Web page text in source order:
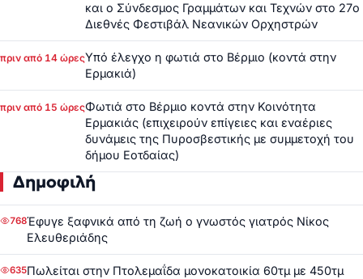
και ο Σύνδεσμος Γραμμάτων και Τεχνών στο 27ο
Διεθνές Φεστιβάλ Νεανικών Ορχηστρών
πριν από 14 ώρεςΥπό έλεγχο η φωτιά στο Βέρμιο (κοντά στην
Ερμακιά)
πριν από 15 ώρεςΦωτιά στο Βέρμιο κοντά στην Κοινότητα
Ερμακιάς (επιχειρούν επίγειες και εναέριες
δυνάμεις της Πυροσβεστικής με συμμετοχή του
δήμου Εοτδαίας)
Δημοφιλή
768Έφυγε ξαφνικά από τη ζωή ο γνωστός γιατρός Νίκος
Ελευθεριάδης
635Πωλείται στην Πτολεμαΐδα μονοκατοικία 60τμ με 450τμ